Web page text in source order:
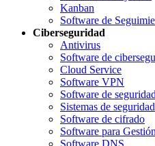
Kanban
Software de
Ciberseguridad
Antivirus
Software de
Cloud Service
Software VPN
Software de
Sistemas de seguridad
Software de cifrado
Software para